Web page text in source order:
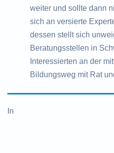
weiter und sollte dann
sich an versierte
dessen stellt sich
Beratungsstellen in
Interessierten an der
Bildungsweg mit Rat
In